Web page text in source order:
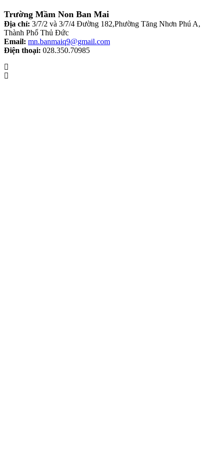
Trường Mầm Non Ban Mai
Địa chỉ: 3/7/2 và 3/7/4 Đường 182,Phường Tăng Nhơn Phú A,
Thành Phố Thủ Đức
Email: mn.banmaiq9@gmail.com
Điện thoại: 028.350.70985